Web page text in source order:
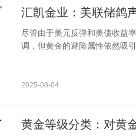
汇凯金业：美联储鸽
尽管由于美元反弹和美债收益
调，但黄金的避险属性依然吸
2025-08-04
黄金等级分类：对黄